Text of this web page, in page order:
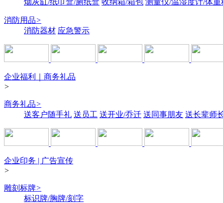
烟灰缸/纸巾盒/厕纸盒 收纳箱/箱包 测量仪/温湿度计/体重
消防用品>
消防器材 应急警示
企业福利｜商务礼品
>
商务礼品>
送客户随手礼 送员工 送开业/乔迁 送同事朋友 送长辈师
企业印务 | 广告宣传
>
雕刻标牌>
标识牌/胸牌/刻字